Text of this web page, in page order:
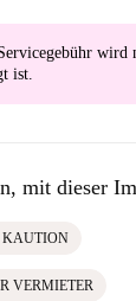
wird
ist.
mit dieser
KAUTION
VERMIETER